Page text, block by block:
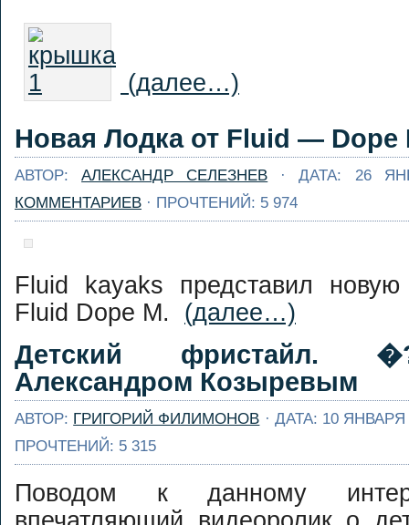
(далее…)
Новая Лодка от Fluid — Dope
АВТОР:АЛЕКСАНДР СЕЛЕЗНЕВ · ДАТА: 26
КОММЕНТАРИЕВ · ПРОЧТЕНИЙ: 5 974
Fluid kayaks представил
Fluid Dope M. (далее…)
Детский фристайл.
Александром Козыревым
АВТОР: ГРИГОРИЙ ФИЛИМОНОВ · ДАТА: 10 ЯНВАРЯ
ПРОЧТЕНИЙ: 5 315
Поводом к данному